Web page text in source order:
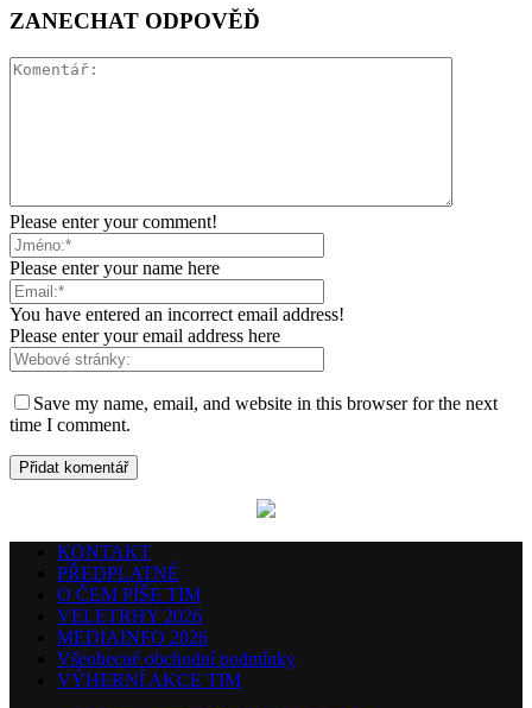
ZANECHAT ODPOVĚĎ
Please enter your comment!
Please enter your name here
You have entered an incorrect email address!
Please enter your email address here
Save my name, email, and website in this browser for the next
time I comment.
KONTAKT
PŘEDPLATNÉ
O ČEM PÍŠE TIM
VELETRHY 2026
MEDIAINFO 2026
Všeobecné obchodní podmínky
VÝHERNÍ AKCE TIM